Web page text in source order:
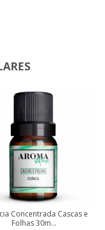
Concentrada Cascas e
Folhas 30m...